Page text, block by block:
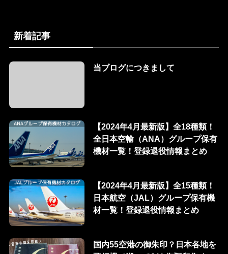
新着記事
当ブログにつきまして
【2024年4月最新版】全18種類！
全日本空輸（ANA）グループ保有
機材一覧！登録退役情報まとめ
【2024年4月最新版】全15種類！
日本航空（JAL）グループ保有機
材一覧！登録退役情報まとめ
国内55空港の御朱印？日本各地を